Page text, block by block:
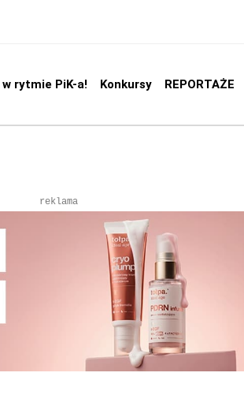
rytmie PiK-a! Konkursy REPORTAŻE
reklama